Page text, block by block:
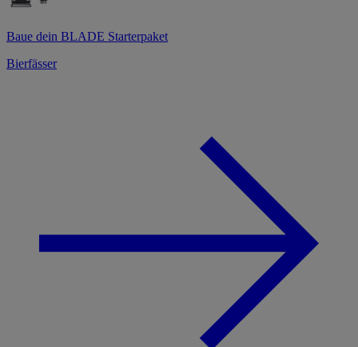
Baue dein BLADE Starterpaket
Bierfässer